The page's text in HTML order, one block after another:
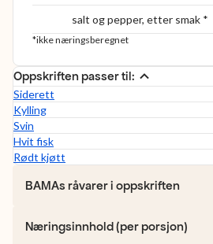
salt og pepper, etter smak *
*ikke næringsberegnet
Oppskriften passer til:
Siderett
Kylling
Svin
Hvit fisk
Rødt kjøtt
BAMAs råvarer i oppskriften
Næringsinnhold (per porsjon)